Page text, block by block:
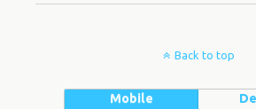
Back to top
Mobile